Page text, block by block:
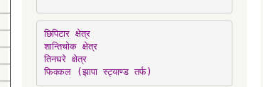
छिपिटार क्षेत्र
शान्तिचोक क्षेत्र
तिनघरे क्षेत्र
फिक्कल (झापा स्ट्याण्ड तर्फ)